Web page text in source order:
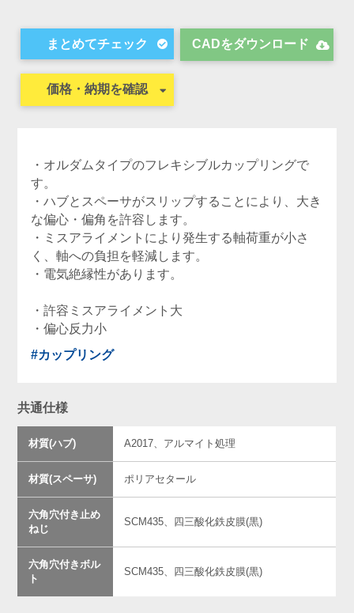
CADをダウンロード
価格・納期を確認
・オルダムタイプのフレキシブルカップリングで
す。
・ハブとスペーサがスリップすることにより、大き
な偏心・偏角を許容します。
・ミスアライメントにより発生する軸荷重が小さ
く、軸への負担を軽減します。
・電気絶縁性があります。
・許容ミスアライメント大
・偏心反力小
#カップリング
共通仕様
材質(ハブ) A2017、アルマイト処理
材質(スペーサ) ポリアセタール
六角穴付き止め
ねじ
SCM435、四三酸化鉄皮膜(黒)
六角穴付きボル
ト
SCM435、四三酸化鉄皮膜(黒)